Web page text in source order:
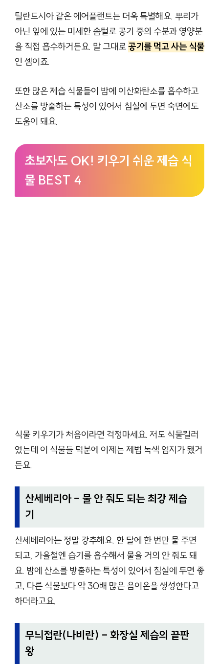
틸란드시아 같은 에어플랜트는 더욱 특별해요. 뿌리가
아닌 잎에 있는 미세한 솜털로 공기 중의 수분과 영양분
을 직접 흡수하거든요. 말 그대로공기를 먹고 사는 식물
인 셈이죠.
또한 많은 제습 식물들이 밤에 이산화탄소를 흡수하고
산소를 방출하는 특성이 있어서 침실에 두면 숙면에도
도움이 돼요.
초보자도 OK! 키우기 쉬운 제습 식
물 BEST 4
식물 키우기가 처음이라면 걱정마세요. 저도 식물킬러
였는데 이 식물들 덕분에 이제는 제법 녹색 엄지가 됐거
든요.
산세베리아 – 물 안 줘도 되는 최강 제습
기
산세베리아는 정말 강추해요. 한 달에 한 번만 물 주면
되고, 가을철엔 습기를 흡수해서 물을 거의 안 줘도 돼
요. 밤에 산소를 방출하는 특성이 있어서 침실에 두면 좋
고, 다른 식물보다 약 30배 많은 음이온을 생성한다고
하더라고요.
무늬접란(나비란) – 화장실 제습의 끝판
왕